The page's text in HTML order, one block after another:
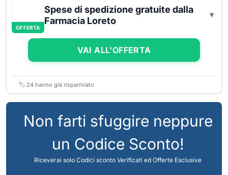
OFFERTA
Spese di spedizione gratuite dalla
Farmacia Loreto
VAI ALL'OFFERTA
🏷️ 24 hanno già risparmiato
Non farti sfuggire neppure
un Codice Sconto!
Riceverai solo Codici sconto Verificati ed Offerte Esclusive